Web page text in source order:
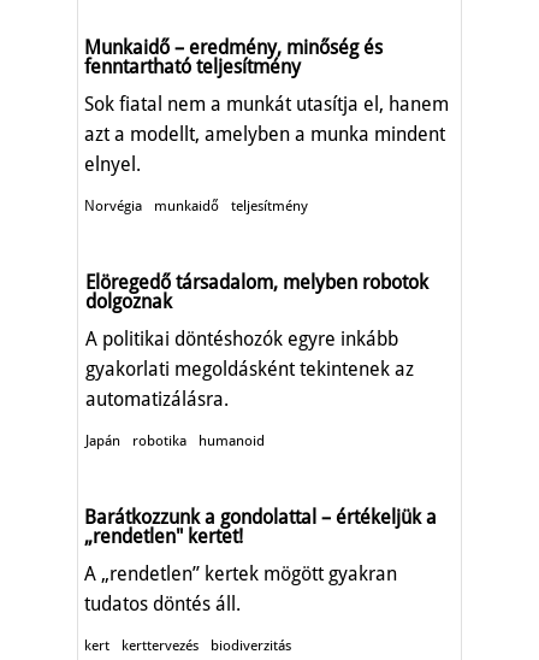
Munkaidő – eredmény, minőség és
fenntartható teljesítmény
Sok fiatal nem a munkát utasítja el, hanem
azt a modellt, amelyben a munka mindent
elnyel.
Norvégia munkaidő teljesítmény
Elöregedő társadalom, melyben robotok
dolgoznak
A politikai döntéshozók egyre inkább
gyakorlati megoldásként tekintenek az
automatizálásra.
Japán robotika humanoid
Barátkozzunk a gondolattal – értékeljük a
„rendetlen" kertet!
A „rendetlen” kertek mögött gyakran
tudatos döntés áll.
kert kerttervezés biodiverzitás